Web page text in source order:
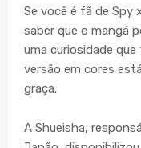
Se você é fã de Spy
saber que o mangá
uma curiosidade
versão em cores
graça.
A Shueisha,